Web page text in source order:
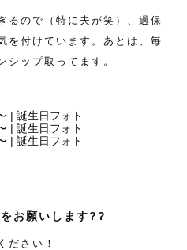
るので（特に夫が笑）、過保
を付けています。あとは、毎
シップ取ってます。
お願いします??
ださい！